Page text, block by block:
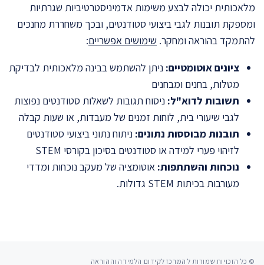
מלאכותית יכולה לבצע משימות אדמיניסטרטיביות שגרתיות
ומספקת תובנות לגבי ביצועי סטודנטים, ובכך משחררת מחנכים
להתמקד בהוראה ומחקר. שימושים אפשריים:
ציונים אוטומטיים: ניתן להשתמש בבינה מלאכותית לבדיקת
מטלות, בחנים ומבחנים
תשובות לדוא"ל: ניסוח תגובות לשאלות סטודנטים נפוצות
לגבי שיעורי בית, לוחות זמנים של מעבדות, או שעות קבלה
תובנות מבוססות נתונים: ניתוח נתוני ביצועי סטודנטים
לזיהוי פערי למידה או סטודנטים בסיכון בקורסי STEM
נוכחות והשתתפות: אוטומציה של מעקב נוכחות ומדדי
מעורבות בכיתות STEM גדולות.
© כל הזכויות שמורות ל המרכז לקידום הלמידה וההוראה